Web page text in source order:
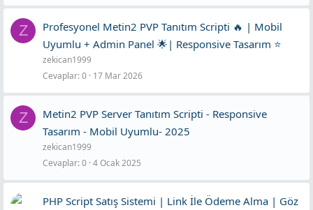
Z
Profesyonel Metin2 PVP Tanıtım Scripti 🔥 | Mobil
Uyumlu + Admin Panel 🌟| Responsive Tasarım ⭐
zekican1999
Cevaplar 0 17 Mar 2026
Z
Metin2 PVP Server Tanıtım Scripti - Responsive
Tasarım - Mobil Uyumlu- 2025
zekican1999
Cevaplar 0 4 Ocak 2025
PHP Script Satış Sistemi | Link İle Ödeme Alma | Göz